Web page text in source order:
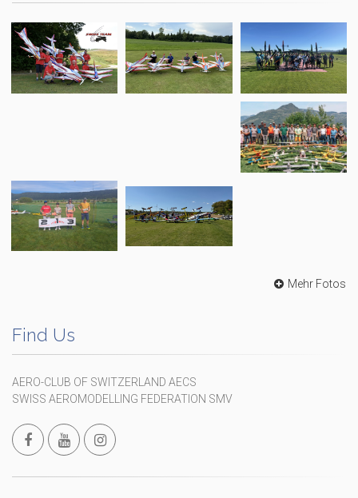
Mehr Fotos
Find Us
AERO-CLUB OF SWITZERLAND AECS
SWISS AEROMODELLING FEDERATION SMV